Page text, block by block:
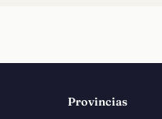
Provincias